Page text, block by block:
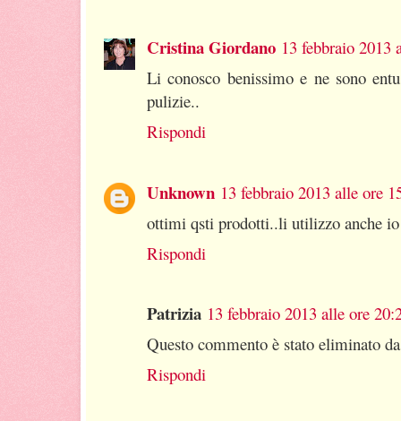
Cristina Giordano 13 febbraio 2013
Li conosco benissimo e ne sono
pulizie..
Rispondi
Unknown 13 febbraio 2013 alle ore
ottimi qsti prodotti..li utilizzo anche
Rispondi
Patrizia 13 febbraio 2013 alle ore
Questo commento è stato eliminato
Rispondi